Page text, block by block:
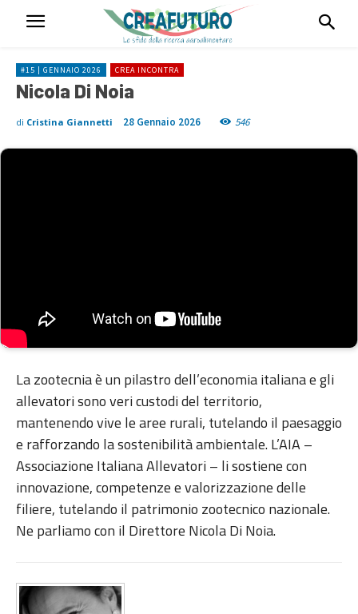
#15 | GENNAIO 2026 CREA INCONTRA
Nicola Di Noia
di Cristina Giannetti 28 Gennaio 2026 546
La zootecnia è un pilastro dell’economia italiana e gli
allevatori sono veri custodi del territorio,
mantenendo vive le aree rurali, tutelando il paesaggio
e rafforzando la sostenibilità ambientale. L’AIA –
Associazione Italiana Allevatori – li sostiene con
innovazione, competenze e valorizzazione delle
filiere, tutelando il patrimonio zootecnico nazionale.
Ne parliamo con il Direttore Nicola Di Noia.